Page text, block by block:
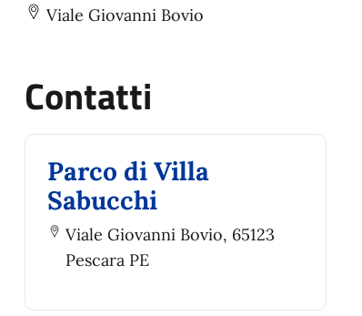
Viale Giovanni Bovio
Contatti
Parco di Villa
Sabucchi
Viale Giovanni Bovio, 65123
Pescara PE